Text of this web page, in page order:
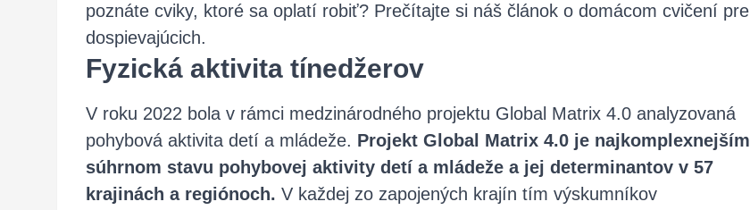
poznáte cviky, ktoré sa oplatí robiť? Prečítajte si náš článok o domácom cvičení pre
dospievajúcich.
Fyzická aktivita tínedžerov
V roku 2022 bola v rámci medzinárodného projektu Global Matrix 4.0 analyzovaná
pohybová aktivita detí a mládeže. Projekt Global Matrix 4.0 je najkomplexnejším
súhrnom stavu pohybovej aktivity detí a mládeže a jej determinantov v 57
krajinách a regiónoch. V každej zo zapojených krajín tím výskumníkov